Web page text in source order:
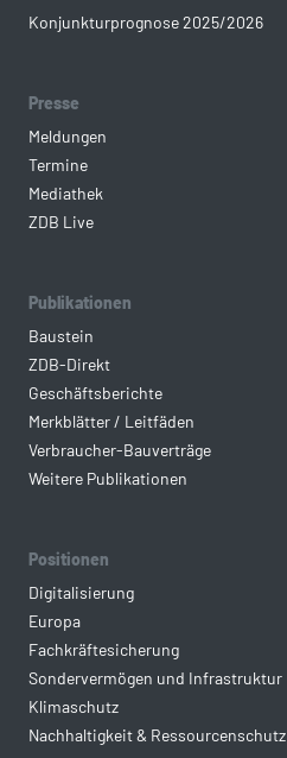
Konjunkturprognose 2025/2026
Presse
Meldungen
Termine
Mediathek
ZDB Live
Publikationen
Baustein
ZDB-Direkt
Geschäftsberichte
Merkblätter / Leitfäden
Verbraucher-Bauverträge
Weitere Publikationen
Positionen
Digitalisierung
Europa
Fachkräftesicherung
Sondervermögen und Infrastruktur
Klimaschutz
Nachhaltigkeit & Ressourcenschutz